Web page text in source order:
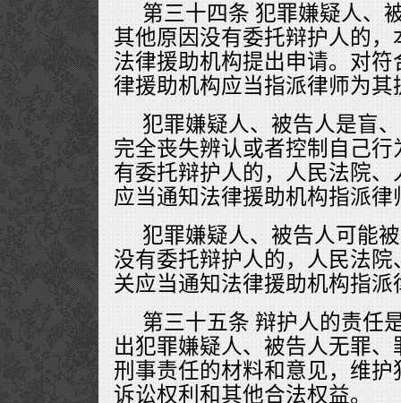
第三十四条 犯罪嫌疑人、
其他原因没有委托辩护人的
法律援助机构提出申请。对
律援助机构应当指派律师为其
犯罪嫌疑人、被告人是盲
完全丧失辨认或者控制自己
有委托辩护人的，人民法院
应当通知法律援助机构指派
犯罪嫌疑人、被告人可能
没有委托辩护人的，人民法
关应当通知法律援助机构指
第三十五条 辩护人的责任
出犯罪嫌疑人、被告人无罪
刑事责任的材料和意见，维
诉讼权利和其他合法权益。